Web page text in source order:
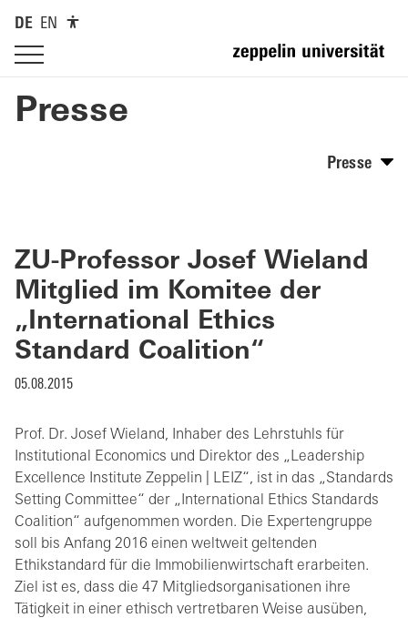
DE EN
Presse
Presse
ZU-Professor Josef Wieland
Mitglied im Komitee der
„International Ethics
Standard Coalition“
05.08.2015
Prof. Dr. Josef Wieland, Inhaber des Lehrstuhls für
Institutional Economics und Direktor des „Leadership
Excellence Institute Zeppelin | LEIZ“, ist in das „Standards
Setting Committee“ der „International Ethics Standards
Coalition“ aufgenommen worden. Die Expertengruppe
soll bis Anfang 2016 einen weltweit geltenden
Ethikstandard für die Immobilienwirtschaft erarbeiten.
Ziel ist es, dass die 47 Mitgliedsorganisationen ihre
Tätigkeit in einer ethisch vertretbaren Weise ausüben,